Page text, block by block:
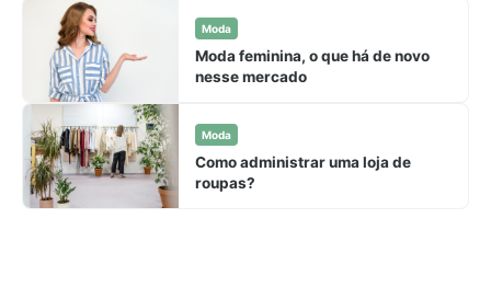
Moda
Moda feminina, o que há de novo
nesse mercado
Moda
Como administrar uma loja de
roupas?